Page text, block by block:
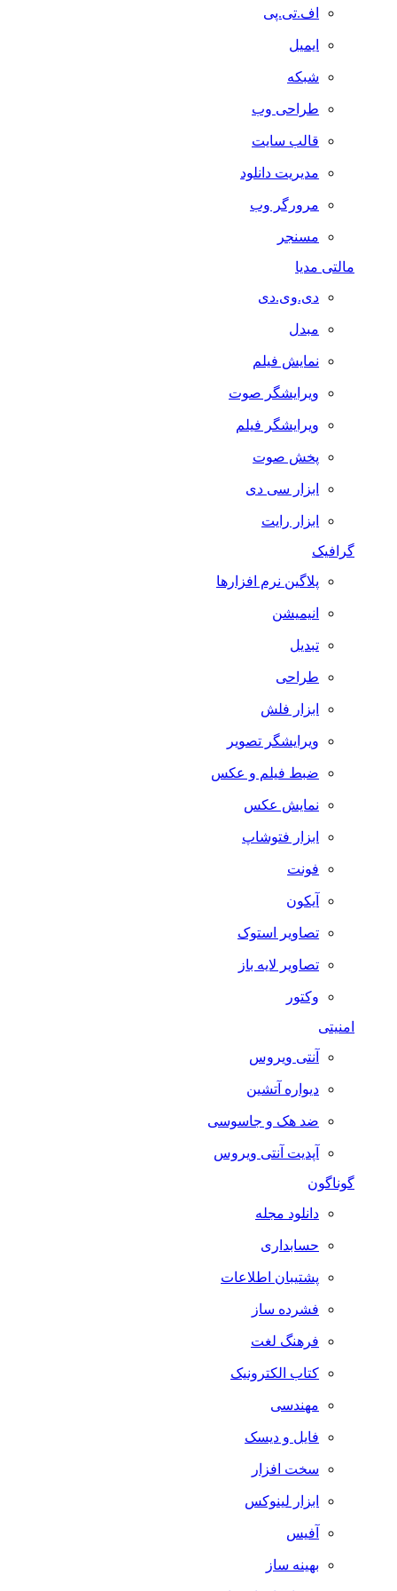
اف.تی.پی
ایمیل
شبکه
طراحی وب
قالب سایت
مدیریت دانلود
مرورگر وب
مسنجر
مالتی مدیا
دی.وی.دی
مبدل
نمایش فیلم
ویرایشگر صوت
ویرایشگر فیلم
پخش صوت
ابزار سی دی
ابزار رایت
گرافیک
پلاگین نرم افزارها
انیمیشن
تبدیل
طراحی
ابزار فلش
ویرایشگر تصویر
ضبط فيلم و عكس
نمایش عکس
ابزار فتوشاپ
فونت
آیکون
تصاویر استوک
تصاویر لایه باز
وکتور
آنتی ویروس
دیواره آتشین
ضد هک و جاسوسی
آپدیت آنتی ویروس
گوناگون
دانلود مجله
حسابداری
پشتیبان اطلاعات
فشرده ساز
فرهنگ لغت
کتاب الکترونیک
مهندسی
فایل و دیسک
سخت افزار
ابزار لینوکس
آفیس
بهینه ساز